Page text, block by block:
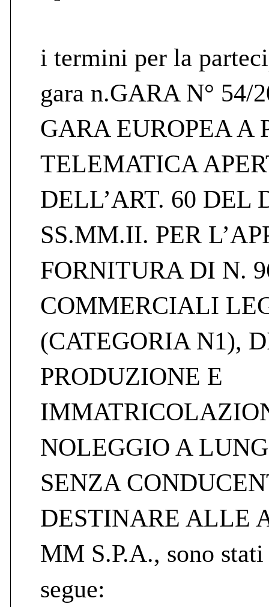
i termini per la
gara n.GARA N° 54/
GARA EUROPEA A
TELEMATICA
DELL’ART. 60 DEL
SS.MM.II. PER
FORNITURA DI N.
COMMERCIALI
(CATEGORIA N1),
PRODUZIONE E
NOLEGGIO A
SENZA
DESTINARE ALLE
MM S.P.A., sono
segue: